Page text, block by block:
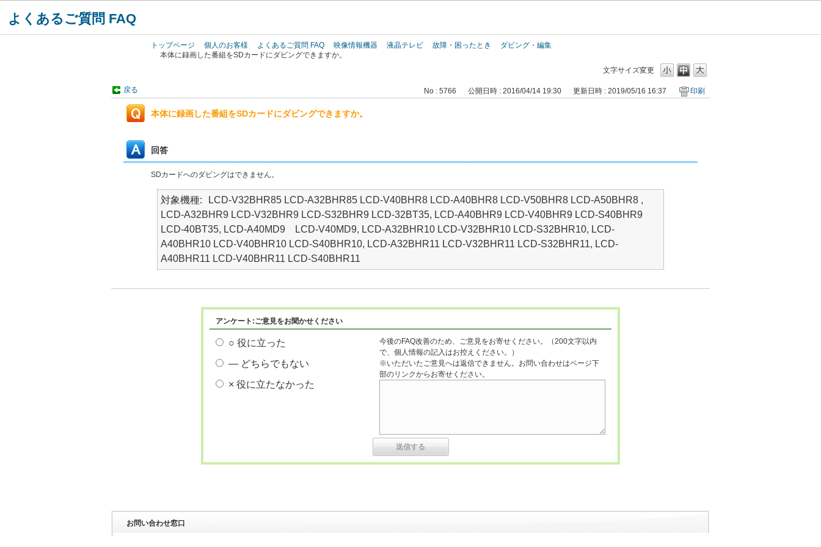
よくあるご質問 FAQ
トップページ 個人のお客様 よくあるご質問 FAQ 映像情報機器 液晶テレビ 故障・困ったとき
ダビング・編集
本体に録画した番組をSDカードにダビングできますか。
文字サイズ変更
戻る No : 5766 公開日時 : 2016/04/14 19:30 更新日時 : 2019/05/16 16:37 印刷
本体に録画した番組をSDカードにダビングできますか。
回答
SDカードへのダビングはできません。
対象機種
LCD-V32BHR85 LCD-A32BHR85 LCD-V40BHR8 LCD-A40BHR8 LCD-V50BHR8 LCD-A50BHR8 ,
LCD-A32BHR9 LCD-V32BHR9 LCD-S32BHR9 LCD-32BT35, LCD-A40BHR9 LCD-V40BHR9 LCD-S40BHR9
LCD-40BT35, LCD-A40MD9 LCD-V40MD9, LCD-A32BHR10 LCD-V32BHR10 LCD-S32BHR10, LCD-
A40BHR10 LCD-V40BHR10 LCD-S40BHR10, LCD-A32BHR11 LCD-V32BHR11 LCD-S32BHR11, LCD-
A40BHR11 LCD-V40BHR11 LCD-S40BHR11
アンケート:ご意見をお聞かせください
○ 役に立った
― どちらでもない
× 役に立たなかった
今後のFAQ改善のため、ご意見をお寄せください。（200文字以内
で、個人情報の記入はお控えください。）
※いただいたご意見へは返信できません。お問い合わせはページ下
部のリンクからお寄せください。
お問い合わせ窓口